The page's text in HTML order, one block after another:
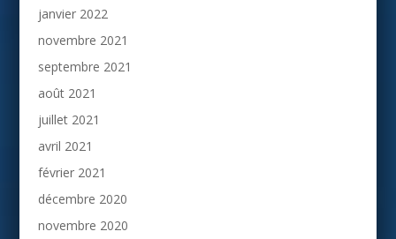
janvier 2022
novembre 2021
septembre 2021
août 2021
juillet 2021
avril 2021
février 2021
décembre 2020
novembre 2020